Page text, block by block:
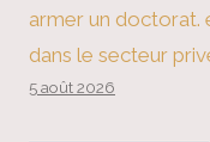
armer un doctorat.
dans le secteur
5 août 2026